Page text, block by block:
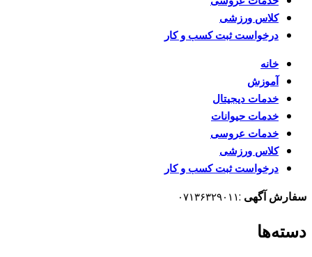
کلاس ورزشی
درخواست ثبت کسب و کار
خانه
آموزش
خدمات دیجیتال
خدمات حیوانات
خدمات عروسی
کلاس ورزشی
درخواست ثبت کسب و کار
سفارش آگهی :۰۷۱۳۶۳۲۹۰۱۱
دسته‌ها